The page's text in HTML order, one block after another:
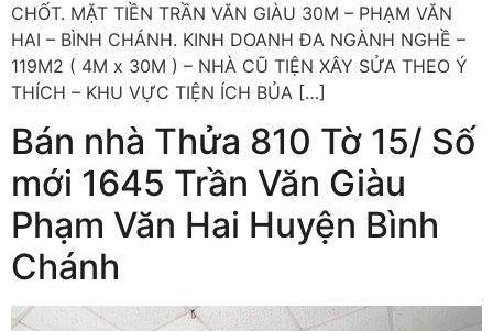
CHỐT. MẶT TIỀN TRẦN VĂN GIÀU 30M – PHẠM VĂN
HAI – BÌNH CHÁNH. KINH DOANH ĐA NGÀNH NGHỀ –
119M2 ( 4M x 30M ) – NHÀ CŨ TIỆN XÂY SỬA THEO Ý
THÍCH – KHU VỰC TIỆN ÍCH BỦA […]
Bán nhà Thửa 810 Tờ 15/ Số
mới 1645 Trần Văn Giàu
Phạm Văn Hai Huyện Bình
Chánh